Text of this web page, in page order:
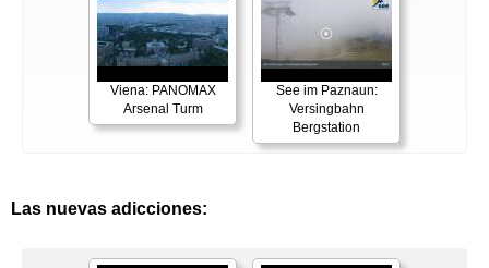
Viena: PANOMAX
Arsenal Turm
See im Paznaun:
Versingbahn
Bergstation
Las nuevas adicciones: